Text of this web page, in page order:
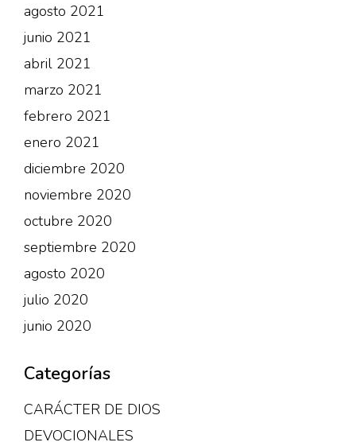
agosto 2021
junio 2021
abril 2021
marzo 2021
febrero 2021
enero 2021
diciembre 2020
noviembre 2020
octubre 2020
septiembre 2020
agosto 2020
julio 2020
junio 2020
Categorías
CARÁCTER DE DIOS
DEVOCIONALES